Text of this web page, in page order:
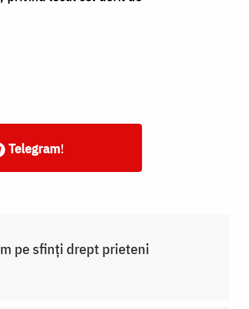
Telegram!
pe sfinți drept prieteni